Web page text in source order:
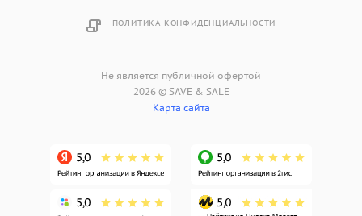
ПОЛИТИКА КОНФИДЕНЦИАЛЬНОСТИ
Не является публичной офертой
2026 © SAVE & SALE
Карта сайта